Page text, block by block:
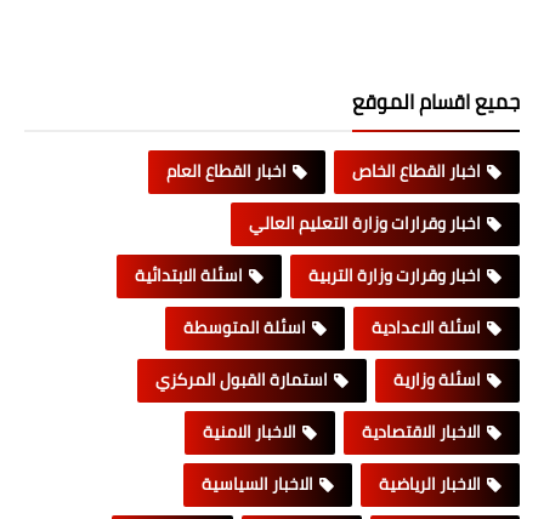
جميع اقسام الموقع
اخبار القطاع الخاص
اخبار القطاع العام
اخبار وقرارات وزارة التعليم العالي
اخبار وقرارت وزارة التربية
اسئلة الابتدائية
اسئلة الاعدادية
اسئلة المتوسطة
اسئلة وزارية
استمارة القبول المركزي
الاخبار الاقتصادية
الاخبار الامنية
الاخبار الرياضية
الاخبار السياسية